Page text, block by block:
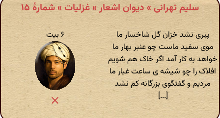
سلیم تهرانی » دیوان اشعار » غزلیات » شمارهٔ ۱۵
پیری نشد خزان گل شاخسار ما
موی سفید ماست چو عنبر بهار ما
خواهد به کار آمد اگر خاک هم شویم
افلاک را چو شیشه ی ساعت غبار ما
مردیم و گفتگوی بزرگانه کم نشد
[...]
۶ بیت